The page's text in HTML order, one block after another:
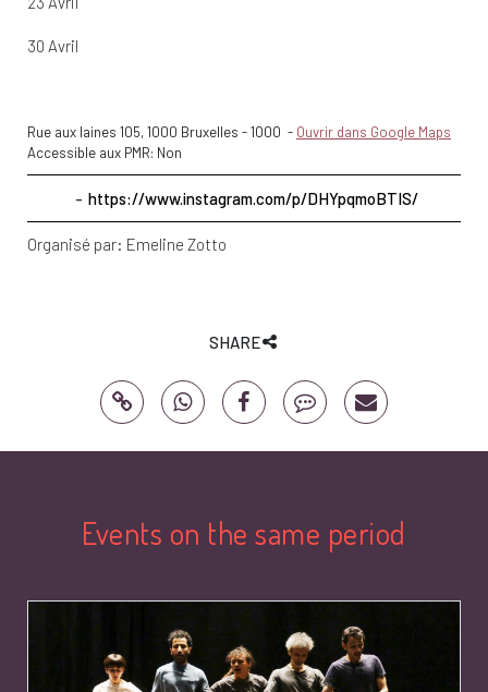
30 Avril
Rue aux laines 105, 1000 Bruxelles -1000 - Ouvrir dans Google Maps
Accessible aux PMR: Non
https://www.instagram.com/p/DHYpqmoBTIS/
Organisé par: Emeline Zotto
SHARE
Events on the same period